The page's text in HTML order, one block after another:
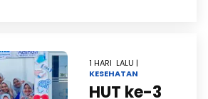
1 HARI LALU |
KESEHATAN
HUT ke-3